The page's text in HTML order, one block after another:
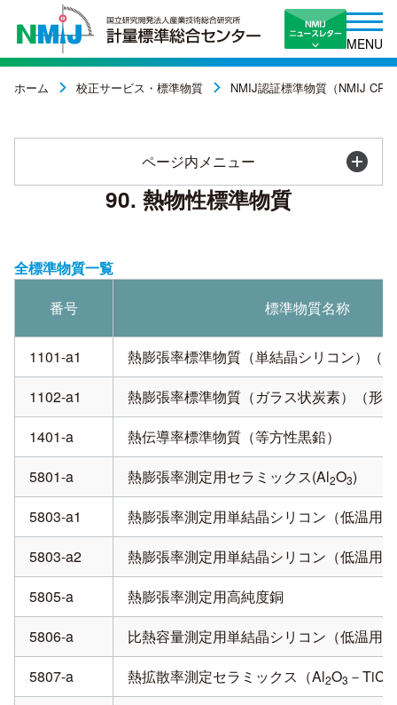
MENU
ホーム 校正サービス・標準物質 NMIJ認証標準物質（NMIJ
90. 熱物性標準物質
全標準物質一覧
番号
標準物質名称
1101-a1
熱膨張率標準物質（単結晶シリコン）（
1102-a1
熱膨張率標準物質（ガラス状炭素）（形
1401-a
熱伝導率標準物質（等方性黒鉛）
5801-a
熱膨張率測定用セラミックス(Al2O3)
5803-a1
熱膨張率測定用単結晶シリコン（低温用
5803-a2
熱膨張率測定用単結晶シリコン（低温用
5805-a
熱膨張率測定用高純度銅
5806-a
比熱容量測定用単結晶シリコン（低温用）
5807-a
熱拡散率測定セラミックス（Al2O3 －TiC
ページ内メニュー